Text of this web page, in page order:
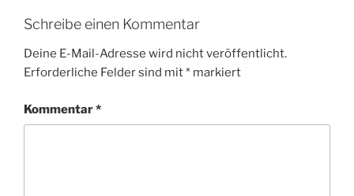
Schreibe einen Kommentar
Deine E-Mail-Adresse wird nicht veröffentlicht.
Erforderliche Felder sind mit* markiert
Kommentar*